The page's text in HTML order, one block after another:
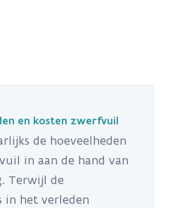
en kosten zwerfvuil
de hoeveelheden
in aan de hand van
Terwijl de
in het verleden